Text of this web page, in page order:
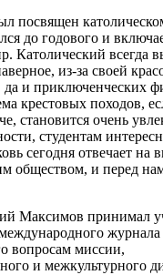
посвящен
до годового и
Католический всегда
из-за своей
да и приключенческих
крестовых походов,
становится очень
студентам
сегодня отвечает на
обществом, и перед
Максимов принимал
вопросам миссии,
и межкультурного